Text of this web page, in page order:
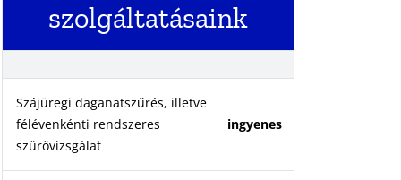
szolgáltatásaink
Szájüregi daganatszűrés, illetve
félévenkénti rendszeres
szűrővizsgálat
ingyenes